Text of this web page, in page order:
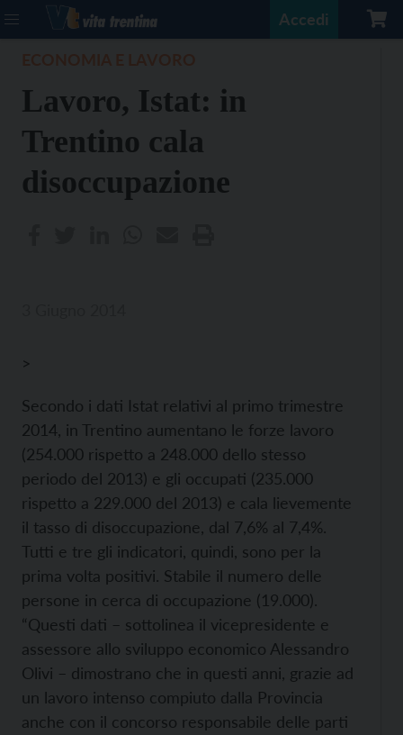
Accedi
Lavoro, Istat: in
Trentino cala
disoccupazione
>
Secondo i dati Istat relativi al primo trimestre
2014, in Trentino aumentano le forze lavoro
(254.000 rispetto a 248.000 dello stesso
periodo del 2013) e gli occupati (235.000
rispetto a 229.000 del 2013) e cala lievemente
il tasso di disoccupazione, dal 7,6% al 7,4%.
Tutti e tre gli indicatori, quindi, sono per la
prima volta positivi. Stabile il numero delle
persone in cerca di occupazione (19.000).
“Questi dati – sottolinea il vicepresidente e
assessore allo sviluppo economico Alessandro
Olivi – dimostrano che in questi anni, grazie ad
un lavoro intenso compiuto dalla Provincia
anche con il concorso responsabile delle parti